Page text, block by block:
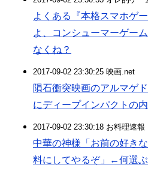
よくある『本格スマホゲ
よ、コンシューマーゲー
なくね？
2017-09-02 23:30:25 映画.net
隕石衝突映画のアルマゲ
にディープインパクトの
2017-09-02 23:30:18 お料理速報
中華の神様「お前の好き
料にしてやるぞ」←何選ぶ